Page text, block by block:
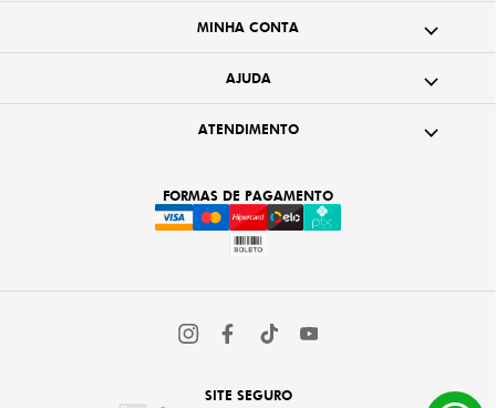
MINHA CONTA
AJUDA
ATENDIMENTO
FORMAS DE PAGAMENTO
SITE SEGURO